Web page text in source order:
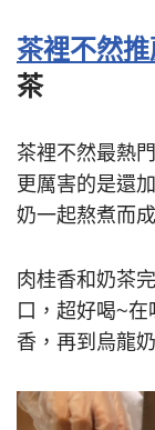
茶裡不然推
茶
茶裡不然最熱
更厲害的是還
奶一起熬煮而成
肉桂香和奶茶
口，超好喝~
香，再到烏龍